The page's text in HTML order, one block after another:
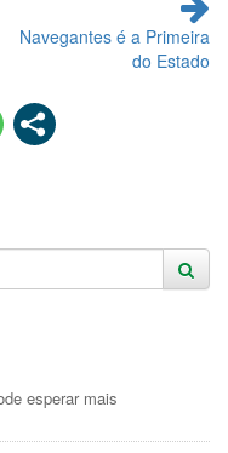
Navegantes é a Primeira
do Estado
esperar mais